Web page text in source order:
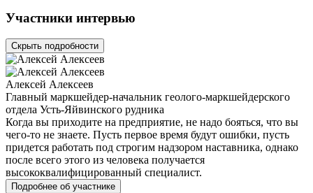
Участники интервью
Скрыть подробности
Алексей Алексеев
Главный маркшейдер-начальник геолого-маркшейдерского
отдела Усть-Яйвинского рудника
Когда вы приходите на предприятие, не надо бояться, что вы
чего-то не знаете. Пусть первое время будут ошибки, пусть
придется работать под строгим надзором наставника, однако
после всего этого из человека получается
высококвалифицированный специалист.
Подробнее об участнике